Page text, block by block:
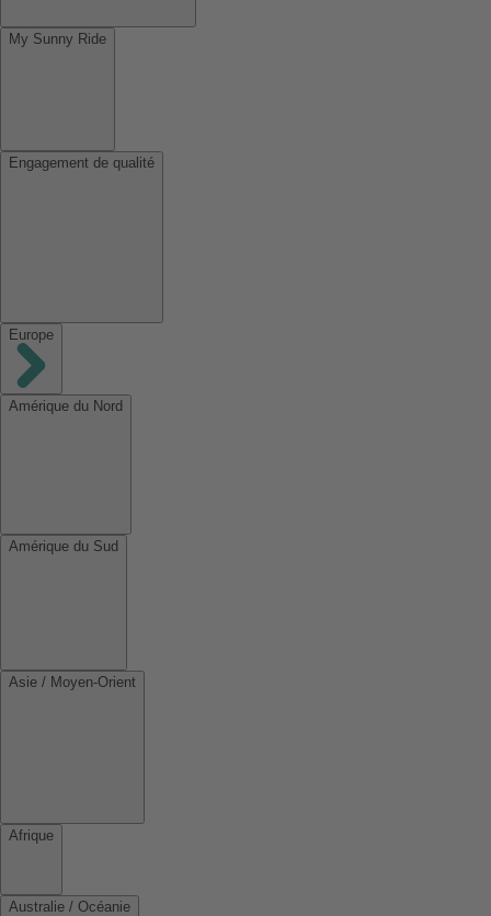
My Sunny Ride
Engagement de qualité
Europe
Amérique du Nord
Amérique du Sud
Asie / Moyen-Orient
Afrique
Australie / Océanie